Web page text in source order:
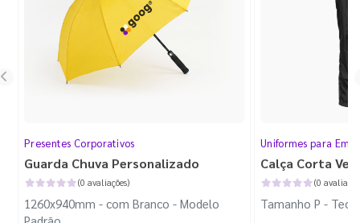
Presentes Corporativos
Guarda Chuva Personalizado
(0 avaliações)
1260x940mm - com Branco - Modelo
Uniformes para
Calça Corta
(0
Tamanho P -